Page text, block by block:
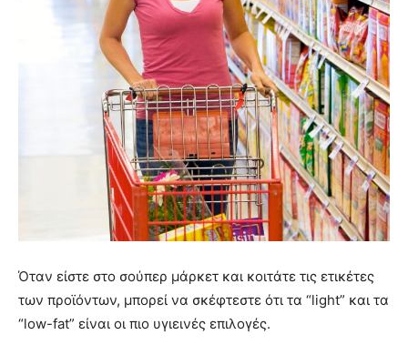
Όταν είστε στο σούπερ μάρκετ και κοιτάτε τις ετικέτες
των προϊόντων, μπορεί να σκέφτεστε ότι τα “light” και τα
“low-fat” είναι οι πιο υγιεινές επιλογές.